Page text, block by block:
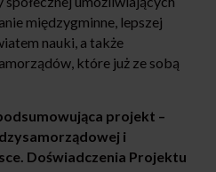
międzygminne, lepszej
nauki, a także
które już ze sobą
projekt –
i
Doświadczenia Projektu